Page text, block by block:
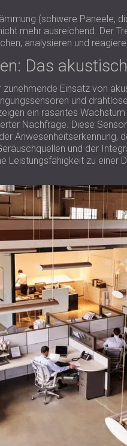
(schwere Paneele,
mehr ausreichend. Der
analysieren und
Das
Einsatz von
und
ein rasantes
Nachfrage. Diese
Anwesenheitserkennung,
und der
Leistungsfähigkeit zu einer